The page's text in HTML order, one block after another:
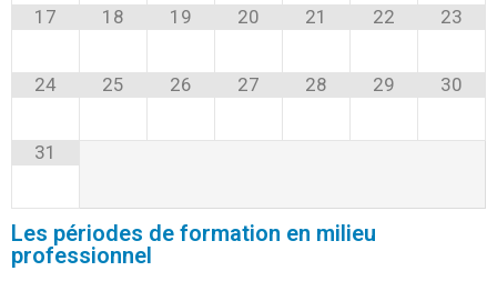
17 18 19 20 21 22 23
24 25 26 27 28 29 30
31
Les périodes de formation en milieu
professionnel